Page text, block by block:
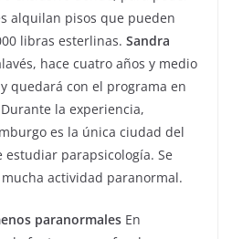
alquilan pisos que pueden
libras esterlinas. Sandra
hace cuatro años y medio
quedará con el programa en
la experiencia,
es la única ciudad del
parapsicología. Se
actividad paranormal.
paranormales En